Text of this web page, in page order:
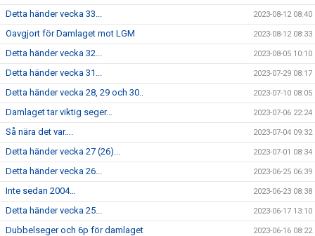
Detta händer vecka 33... 2023-08-12 08:40
Oavgjort för Damlaget mot LGM 2023-08-12 08:33
Detta händer vecka 32... 2023-08-05 10:10
Detta händer vecka 31... 2023-07-29 08:17
Detta händer vecka 28, 29 och 30.. 2023-07-10 08:05
Damlaget tar viktig seger… 2023-07-06 22:24
Så nära det var…. 2023-07-04 09:32
Detta händer vecka 27 (26)... 2023-07-01 08:34
Detta händer vecka 26... 2023-06-25 06:39
Inte sedan 2004… 2023-06-23 08:38
Detta händer vecka 25... 2023-06-17 13:10
Dubbelseger och 6p för damlaget 2023-06-16 08:22